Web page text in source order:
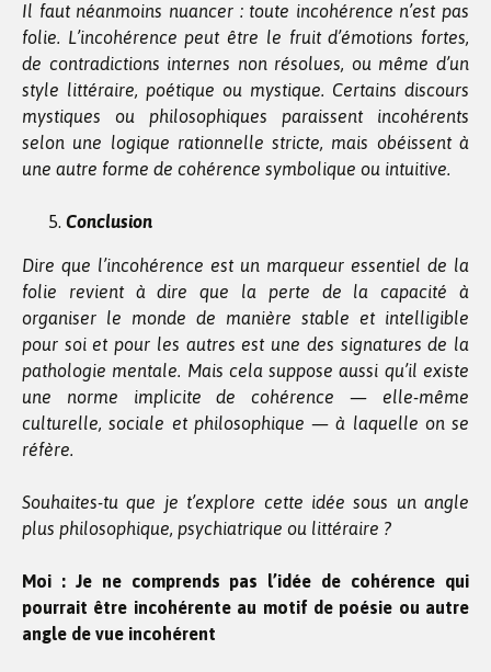
Il faut néanmoins nuancer : toute incohérence n’est pas
folie. L’incohérence peut être le fruit d’émotions fortes,
de contradictions internes non résolues, ou même d’un
style littéraire, poétique ou mystique. Certains discours
mystiques ou philosophiques paraissent incohérents
selon une logique rationnelle stricte, mais obéissent à
une autre forme de cohérence symbolique ou intuitive.
Conclusion
Dire que l’incohérence est un marqueur essentiel de la
folie revient à dire que la perte de la capacité à
organiser le monde de manière stable et intelligible
pour soi et pour les autres est une des signatures de la
pathologie mentale. Mais cela suppose aussi qu’il existe
une norme implicite de cohérence — elle-même
culturelle, sociale et philosophique — à laquelle on se
réfère.
Souhaites-tu que je t’explore cette idée sous un angle
plus philosophique, psychiatrique ou littéraire ?
Moi : Je ne comprends pas l’idée de cohérence qui
pourrait être incohérente au motif de poésie ou autre
angle de vue incohérent